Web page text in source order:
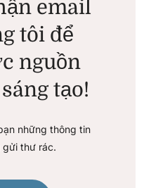
email
tôi để
nguồn
tạo!
những thông tin
gửi thư rác.